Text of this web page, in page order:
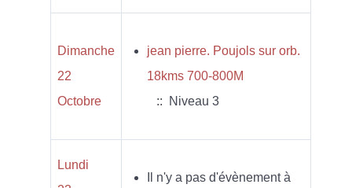
Dimanche
22
Octobre
jean pierre. Poujols sur orb.
18kms 700-800M
:: Niveau 3
Lundi
Il n'y a pas d'évènement à